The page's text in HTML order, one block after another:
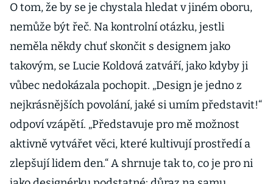
O tom, že by se je chystala hledat v jiném oboru,
nemůže být řeč. Na kontrolní otázku, jestli
neměla někdy chuť skončit s designem jako
takovým, se Lucie Koldová zatváří, jako kdyby ji
vůbec nedokázala pochopit. „Design je jedno z
nejkrásnějších povolání, jaké si umím představit!“
odpoví vzápětí. „Představuje pro mě možnost
aktivně vytvářet věci, které kultivují prostředí a
zlepšují lidem den.“ A shrnuje tak to, co je pro ni